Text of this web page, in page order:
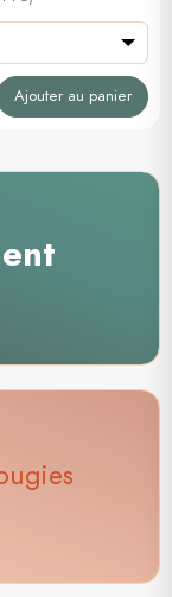
Ajouter au panier